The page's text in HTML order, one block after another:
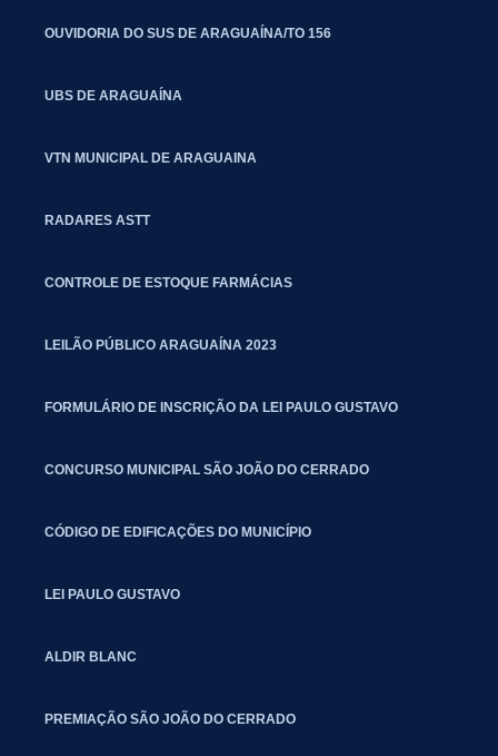
OUVIDORIA DO SUS DE ARAGUAÍNA/TO 156
UBS DE ARAGUAÍNA
VTN MUNICIPAL DE ARAGUAINA
RADARES ASTT
CONTROLE DE ESTOQUE FARMÁCIAS
LEILÃO PÚBLICO ARAGUAÍNA 2023
FORMULÁRIO DE INSCRIÇÃO DA LEI PAULO GUSTAVO
CONCURSO MUNICIPAL SÃO JOÃO DO CERRADO
CÓDIGO DE EDIFICAÇÕES DO MUNICÍPIO
LEI PAULO GUSTAVO
ALDIR BLANC
PREMIAÇÃO SÃO JOÃO DO CERRADO